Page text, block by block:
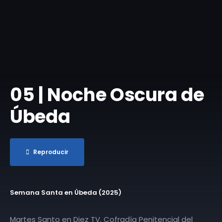
05 | Noche Oscura de
Úbeda
Reproducir
Semana Santa en Úbeda (2025)
Martes Santo en Diez TV. Cofradía Penitencial del